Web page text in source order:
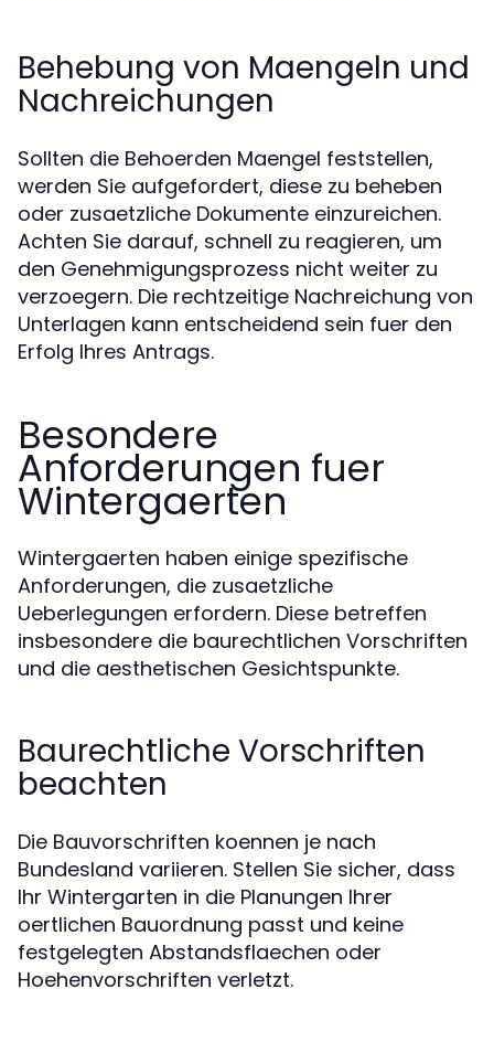
Behebung von Maengeln und
Nachreichungen
Sollten die Behoerden Maengel feststellen,
werden Sie aufgefordert, diese zu beheben
oder zusaetzliche Dokumente einzureichen.
Achten Sie darauf, schnell zu reagieren, um
den Genehmigungsprozess nicht weiter zu
verzoegern. Die rechtzeitige Nachreichung von
Unterlagen kann entscheidend sein fuer den
Erfolg Ihres Antrags.
Besondere
Anforderungen fuer
Wintergaerten
Wintergaerten haben einige spezifische
Anforderungen, die zusaetzliche
Ueberlegungen erfordern. Diese betreffen
insbesondere die baurechtlichen Vorschriften
und die aesthetischen Gesichtspunkte.
Baurechtliche Vorschriften
beachten
Die Bauvorschriften koennen je nach
Bundesland variieren. Stellen Sie sicher, dass
Ihr Wintergarten in die Planungen Ihrer
oertlichen Bauordnung passt und keine
festgelegten Abstandsflaechen oder
Hoehenvorschriften verletzt.